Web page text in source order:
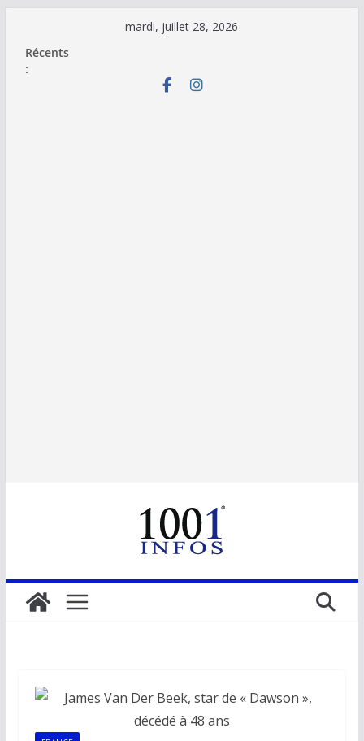
contenu
mardi, juillet 28, 2026
Récents
: